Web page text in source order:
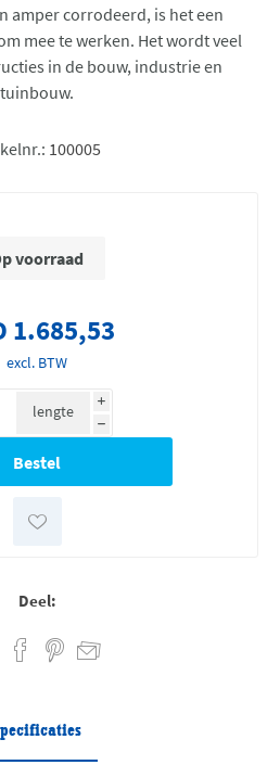
amper corrodeerd, is het een
mee te werken. Het wordt veel
in de bouw, industrie en
tuinbouw.
100005
voorraad
1.685,53
excl. BTW
i
h
lengte
Deel: